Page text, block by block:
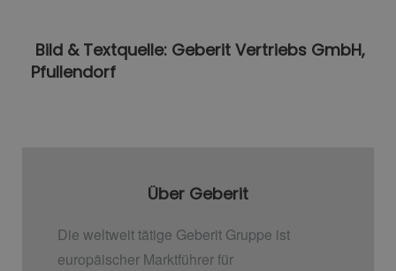
Bild & Textquelle: Geberit Vertriebs GmbH,
Pfullendorf
Über Geberit
Die weltweit tätige Geberit Gruppe ist
europäischer Marktführer für